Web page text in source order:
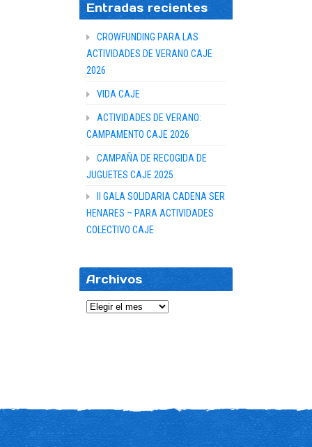
Entradas recientes
CROWFUNDING PARA LAS
ACTIVIDADES DE VERANO CAJE
2026
VIDA CAJE
ACTIVIDADES DE VERANO:
CAMPAMENTO CAJE 2026
CAMPAÑA DE RECOGIDA DE
JUGUETES CAJE 2025
II GALA SOLIDARIA CADENA SER
HENARES – PARA ACTIVIDADES
COLECTIVO CAJE
Archivos
Archivos